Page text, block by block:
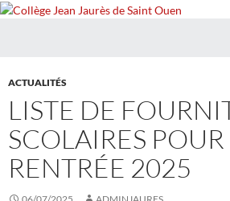
CONTENU
ACTUALITÉS
LISTE DE
SCOLAIRES
RENTRÉE 2025